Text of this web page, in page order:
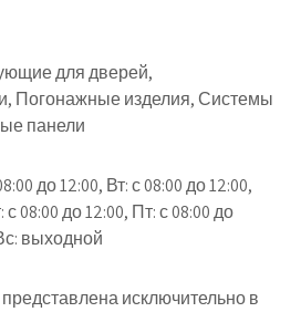
для дверей,
Погонажные изделия, Системы
панели
до 12:00, Вт: с 08:00 до 12:00,
08:00 до 12:00, Пт: с 08:00 до
выходной
исключительно в